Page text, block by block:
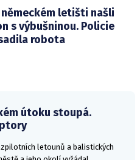
německém letišti našli
s výbušninou. Policie
robota
útoku stoupá.
letounů a balistických